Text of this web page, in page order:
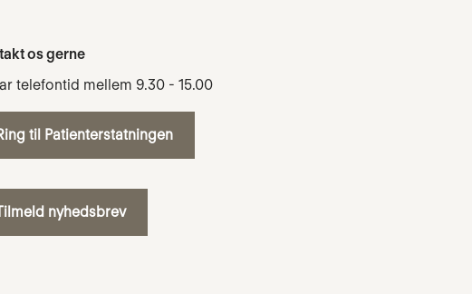
os gerne
telefontid mellem 9.30 - 15.00
til Patienterstatningen
nyhedsbrev